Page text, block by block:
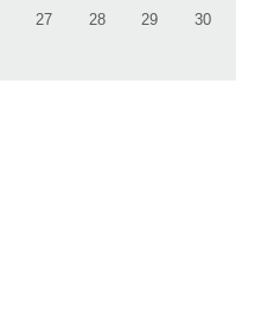
27 28 29
30